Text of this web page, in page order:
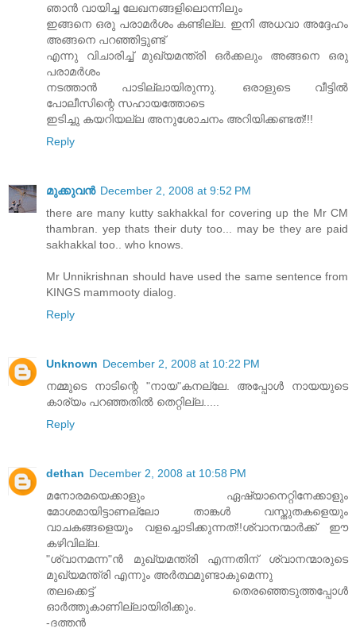
ഞാന്‍ വായിച്ച ലേഖനങ്ങളിലൊന്നിലും
ഇങ്ങനെ ഒരു പരാമര്‍ശം കണ്ടില്ല. ഇനി അധവാ അദ്ദേഹം
അങ്ങനെ പറഞ്ഞിട്ടുണ്ട്‌
എന്നു വിചാരിച്ച്‌ മുഖ്യമന്ത്രി ഒര്‍ക്കലും അങ്ങനെ ഒരു
പരാമര്‍ശം
നടത്താന്‍ പാടില്ലായിരുന്നു. ഒരാളുടെ വീട്ടില്‍
പോലീസിന്റെ സഹായത്തോടെ
ഇടിച്ചു കയറിയല്ല അനുശോചനം അറിയിക്കണ്ടത്‌!!!
Reply
മുക്കുവന്‍ December 2, 2008 at 9:52 PM
there are many kutty sakhakkal for covering up the Mr CM
thambran. yep thats their duty too... may be they are paid
sakhakkal too.. who knows.
Mr Unnikrishnan should have used the same sentence from
KINGS mammooty dialog.
Reply
Unknown December 2, 2008 at 10:22 PM
നമ്മുടെ നാടിന്റെ "നായ"കനല്ലേ. അപ്പോള്‍ നായയുടെ
കാര്യം പറഞ്ഞതില്‍ തെറ്റില്ല.....
Reply
dethan December 2, 2008 at 10:58 PM
മനോരമയെക്കാളും ഏഷ്യാനെറ്റിനേക്കാളും
മോശമായിട്ടാണല്ലോ താങ്കള്‍ വസ്തുതകളെയും
വാചകങ്ങളെയും വളച്ചൊടിക്കുന്നത്!!ശ്വാനന്മാര്‍ക്ക് ഈ
കഴിവില്ല.
"ശ്വാനമന്ന"ന്‍ മുഖ്യമന്ത്രി എന്നതിന് ശ്വാനന്മാരുടെ
മുഖ്യമന്ത്രി എന്നും അര്‍ത്ഥമുണ്ടാകുമെന്നു
തലക്കെട്ട് തെരഞ്ഞെടുത്തപ്പോള്‍
ഓര്‍ത്തുകാണില്ലായിരിക്കും.
-ദത്തന്‍